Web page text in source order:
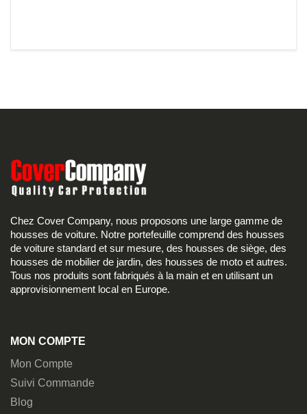
Chez Cover Company, nous proposons une large gamme de
housses de voiture. Notre portefeuille comprend des housses
de voiture standard et sur mesure, des housses de siège, des
housses de mobilier de jardin, des housses de moto et autres.
Tous nos produits sont fabriqués à la main et en utilisant un
approvisionnement local en Europe.
MON COMPTE
Mon Compte
Suivi Commande
Blog